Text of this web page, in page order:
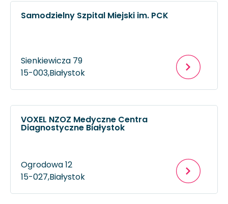
Samodzielny Szpital Miejski im. PCK
Sienkiewicza 79
15-003,Białystok
VOXEL NZOZ Medyczne Centra
Diagnostyczne Białystok
Ogrodowa 12
15-027,Białystok